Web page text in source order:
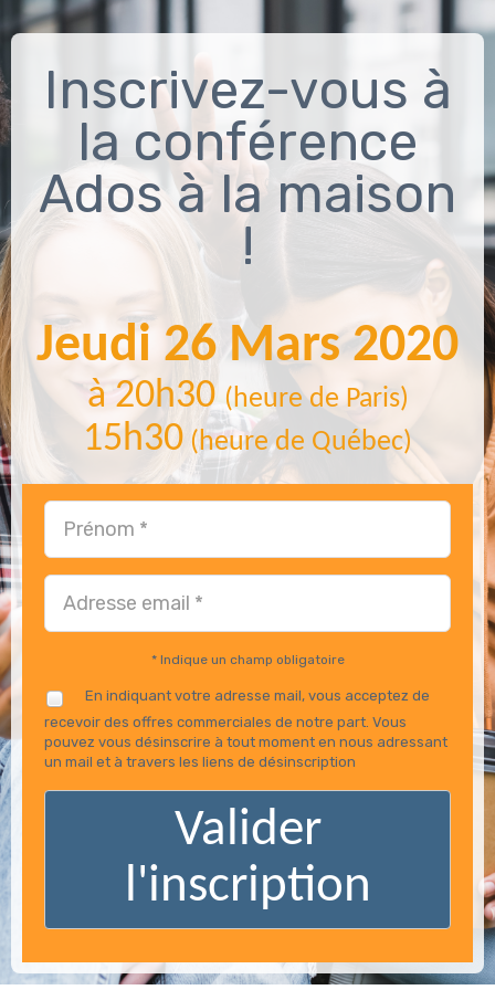
Inscrivez-vous à
la conférence
Ados à la maison
!
Jeudi 26 Mars 2020
à 20h30 (heure de Paris)
15h30 (heure de Québec)
* Indique un champ obligatoire
En indiquant votre adresse mail, vous acceptez de
recevoir des offres commerciales de notre part. Vous
pouvez vous désinscrire à tout moment en nous adressant
un mail et à travers les liens de désinscription
Valider
l'inscription